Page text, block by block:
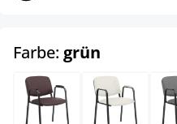
Farbe: grün
braun creme